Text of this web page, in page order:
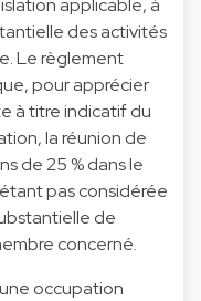
applicable, à
des activités
Le règlement
pour apprécier
à titre indicatif du
la réunion de
de 25 % dans le
pas considérée
de
concerné.
occupation